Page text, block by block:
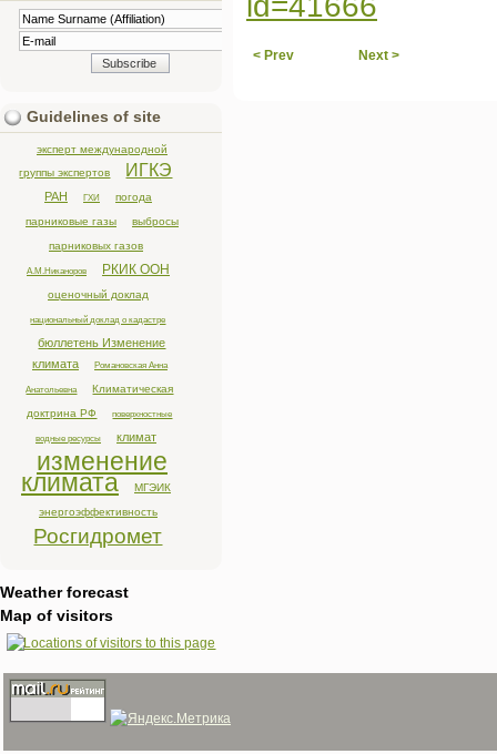
< Prev Next >
Guidelines of site
эксперт международной
группы экспертов
ИГКЭ
РАН ГХИ
погода
парниковые газы
выбросы
парниковых газов
А.М.Никаноров РКИК ООН
оценочный доклад
национальный доклад о кадастре
бюллетень Изменение
климата
Романовская Анна
Анатольевна
Климатическая
доктрина РФ
поверхностные
водные ресурсы климат
изменение
климата
МГЭИК
энергоэффективность
Росгидромет
Weather forecast
Map of visitors